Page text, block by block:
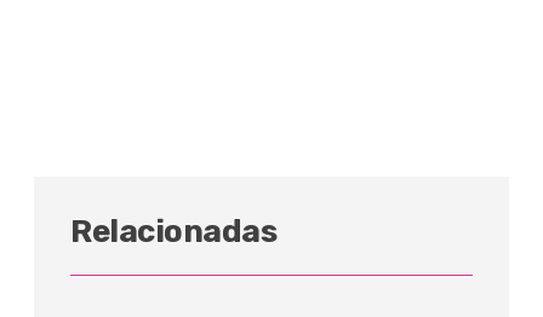
Relacionadas